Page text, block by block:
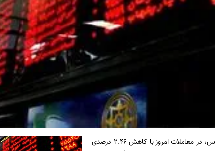
، شاخص کل بورس، در معاملات امروز با کاهش ۲.۴۶ درصدی